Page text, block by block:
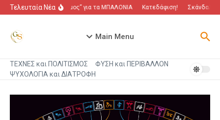
Μετάβαση στο περιεχόμενο
Τελευταία Νέα“Πόλεμος” για τα ΜΠΑΛΟΝΙΑ Κατεδάφιση! Σκάνδαλο
Main Menu
ΤΕΧΝΕΣ και ΠΟΛΙΤΙΣΜΟΣ
ΦΥΣΗ και ΠΕΡΙΒΑΛΛΟΝ
ΨΥΧΟΛΟΓΙΑ και ΔΙΑΤΡΟΦΗ